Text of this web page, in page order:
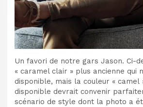
Un favori de notre gars Jason. Ci-
« caramel clair » plus ancienne qui
disponible, mais la couleur « camel
disponible devrait convenir
scénario de style dont la photo a